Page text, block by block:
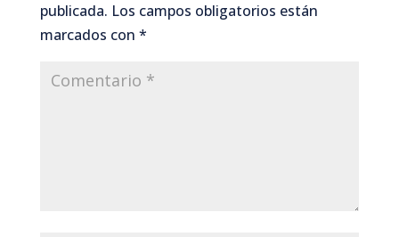
publicada. Los campos obligatorios están
marcados con *